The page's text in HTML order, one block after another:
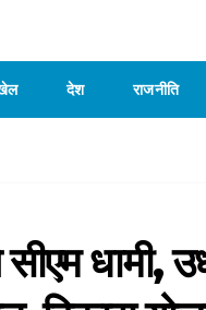
देश राजनीति
धामी,